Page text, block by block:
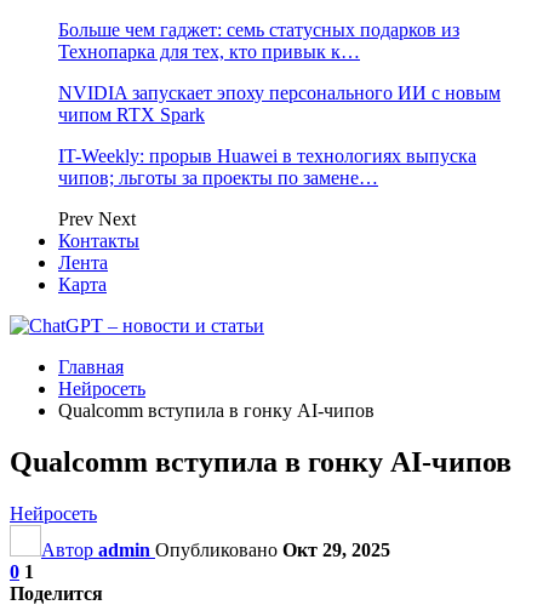
Больше чем гаджет: семь статусных подарков из
Технопарка для тех, кто привык к…
NVIDIA запускает эпоху персонального ИИ с новым
чипом RTX Spark
IT-Weekly: прорыв Huawei в технологиях выпуска
чипов; льготы за проекты по замене…
Prev Next
Контакты
Лента
Карта
Главная
Нейросеть
Qualcomm вступила в гонку AI-чипов
Qualcomm вступила в гонку AI-чипов
Нейросеть
Автор admin Опубликовано Окт 29, 2025
0 1
Поделится